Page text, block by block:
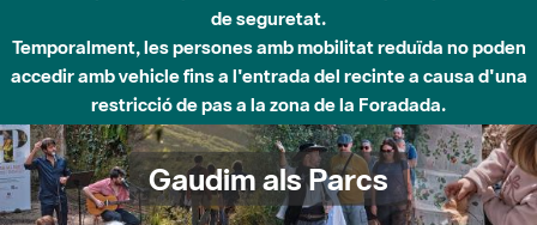
obres de construcció d'una passera sobre el riu
Gaudim als Parcs